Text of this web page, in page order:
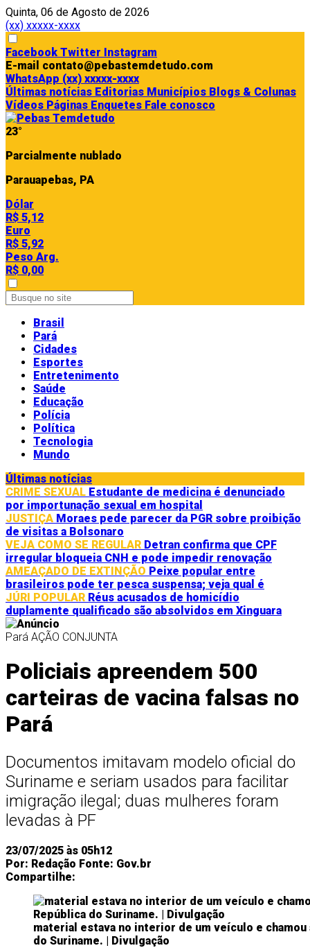
Quinta, 06 de Agosto de 2026
(xx) xxxxx-xxxx
Facebook Twitter Instagram
E-mail contato@pebastemdetudo.com
WhatsApp (xx) xxxxx-xxxx
Últimas notícias Editorias Municípios Blogs & Colunas
Vídeos Páginas Enquetes Fale conosco
23°
Parcialmente nublado
Parauapebas, PA
Dólar
R$ 5,12
Euro
R$ 5,92
Peso Arg.
R$ 0,00
Brasil
Pará
Cidades
Esportes
Entretenimento
Saúde
Educação
Polícia
Política
Tecnologia
Mundo
Últimas notícias
CRIME SEXUAL Estudante de medicina é denunciado
por importunação sexual em hospital
JUSTIÇA Moraes pede parecer da PGR sobre proibição
de visitas a Bolsonaro
VEJA COMO SE REGULAR Detran confirma que CPF
irregular bloqueia CNH e pode impedir renovação
AMEAÇADO DE EXTINÇÃO Peixe popular entre
brasileiros pode ter pesca suspensa; veja qual é
JÚRI POPULAR Réus acusados de homicídio
duplamente qualificado são absolvidos em Xinguara
Pará AÇÃO CONJUNTA
Policiais apreendem 500
carteiras de vacina falsas no
Pará
Documentos imitavam modelo oficial do
Suriname e seriam usados para facilitar
imigração ilegal; duas mulheres foram
levadas à PF
23/07/2025 às 05h12
Por: Redação Fonte: Gov.br
Compartilhe:
material estava no interior de um veículo e
do Suriname. | Divulgação